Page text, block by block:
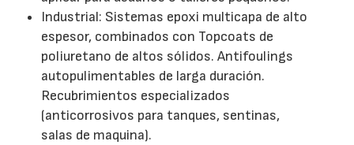
Industrial: Sistemas epoxi multicapa de alto
espesor, combinados con Topcoats de
poliuretano de altos sólidos. Antifoulings
autopulimentables de larga duración.
Recubrimientos especializados
(anticorrosivos para tanques, sentinas,
salas de maquina).